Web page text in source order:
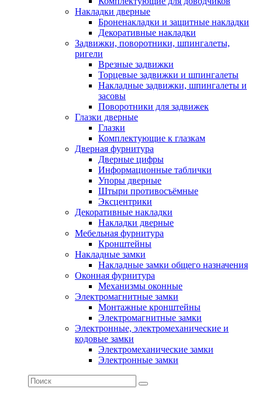
Накладки дверные
Броненакладки и защитные накладки
Декоративные накладки
Задвижки, поворотники, шпингалеты,
ригели
Врезные задвижки
Торцевые задвижки и шпингалеты
Накладные задвижки, шпингалеты и
засовы
Поворотники для задвижек
Глазки дверные
Глазки
Комплектующие к глазкам
Дверная фурнитура
Дверные цифры
Информационные таблички
Упоры дверные
Штыри противосъёмные
Эксцентрики
Декоративные накладки
Накладки дверные
Мебельная фурнитура
Кронштейны
Накладные замки
Накладные замки общего назначения
Оконная фурнитура
Механизмы оконные
Электромагнитные замки
Монтажные кронштейны
Электромагнитные замки
Электронные, электромеханические и
кодовые замки
Электромеханические замки
Электронные замки